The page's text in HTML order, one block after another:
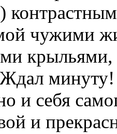
чужими
крыльями,
Ждал
и себя
и